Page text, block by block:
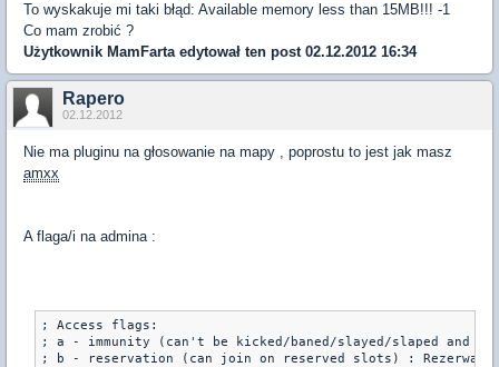
To wyskakuje mi taki błąd: Available memory less than 15MB!!! -1
Co mam zrobić ?
Użytkownik MamFartaedytował ten post 02.12.2012 16:34
Rapero
02.12.2012
Nie ma pluginu na głosowanie na mapy , poprostu to jest jak masz
amxx
A flaga/i na admina :
; Access flags:
; a - immunity (can't be kicked/baned/slayed/slaped and
; b - reservation (can join on reserved slots) :